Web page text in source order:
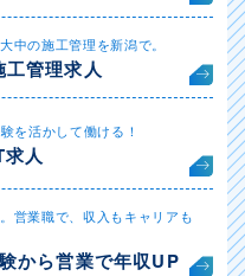
中の施工管理を新潟で。
工管理求人
を活かして働ける！
求人
営業職で、収入もキャリアも
から営業で年収UP